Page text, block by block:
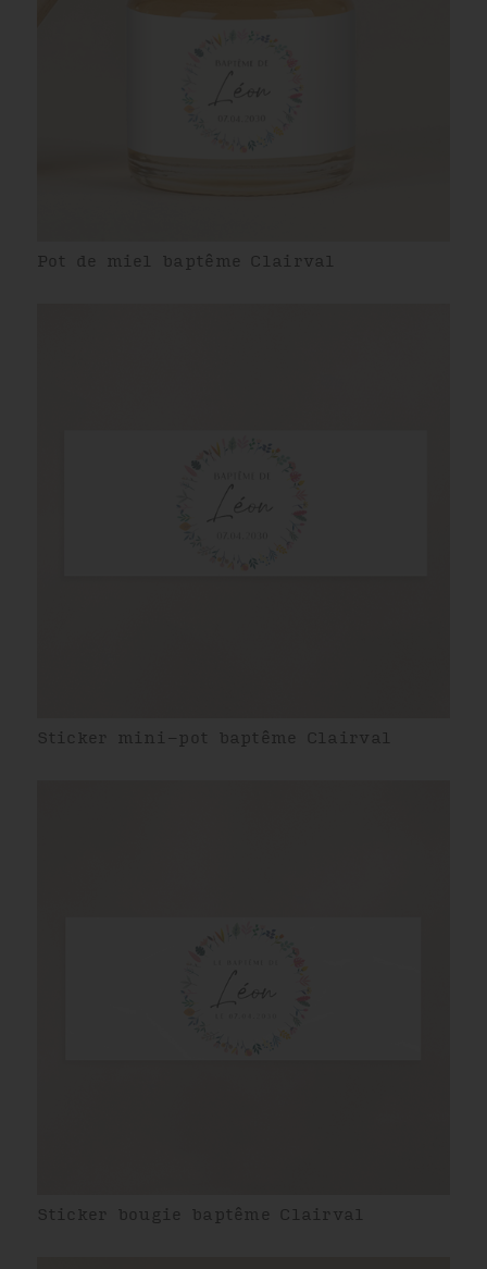
Pot de miel baptême Clairval
Sticker mini-pot baptême Clairval
Sticker bougie baptême Clairval